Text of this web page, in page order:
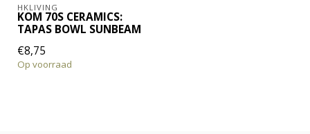
HKLIVING
KOM 70S CERAMICS:
TAPAS BOWL SUNBEAM
€8,75
Op voorraad